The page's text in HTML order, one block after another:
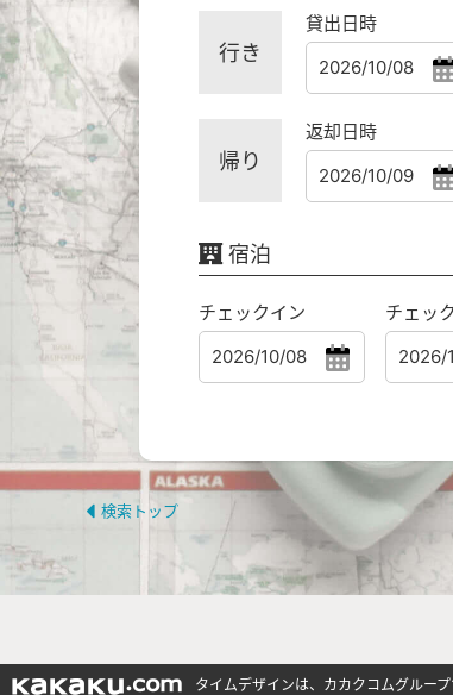
行き
貸出日時
帰り
返却日時
宿泊
チェックイン チェッ
検索トップ
タイムデザインは、カカクコムグループ